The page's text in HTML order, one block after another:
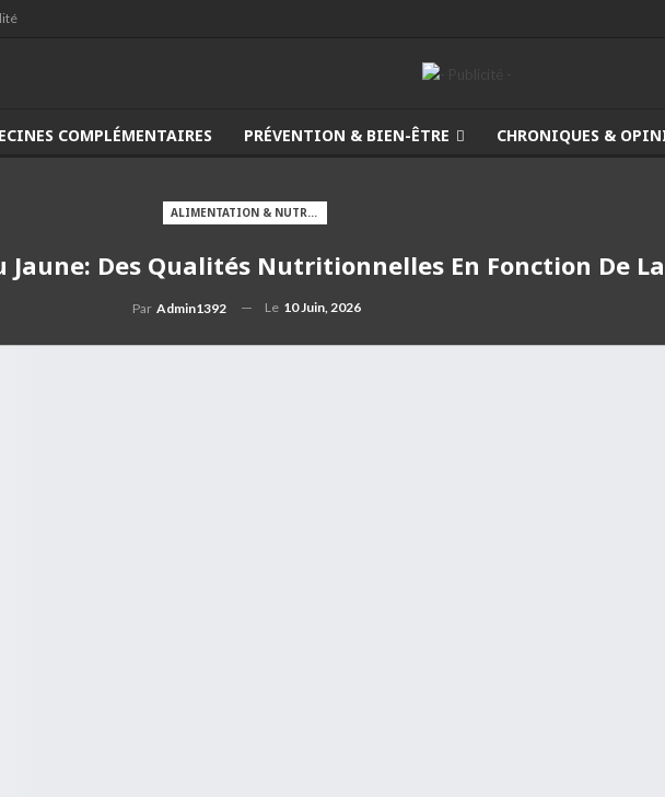
COMPLÉMENTAIRES PRÉVENTION & BIEN-ÊTRE CHRONIQUES &
ALIMENTATION & NUTRITION
Jaune: Des Qualités Nutritionnelles En Fonction De
Par Admin1392 Le 10 Juin, 2026